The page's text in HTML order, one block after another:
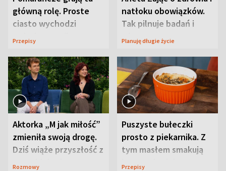
główną rolę. Proste
ciasto wychodzi
wyjątkowo wilgotne
Przepisy
natłoku obowiązków.
Tak pilnuje badań i
wizyt
Planuję długie życie
Aktorka „M jak miłość”
zmieniła swoją drogę.
Dziś wiąże przyszłość z
neurobiologią
Rozmowy
Puszyste bułeczki
prosto z piekarnika. Z
tym masłem smakują
jeszcze lepiej
Przepisy